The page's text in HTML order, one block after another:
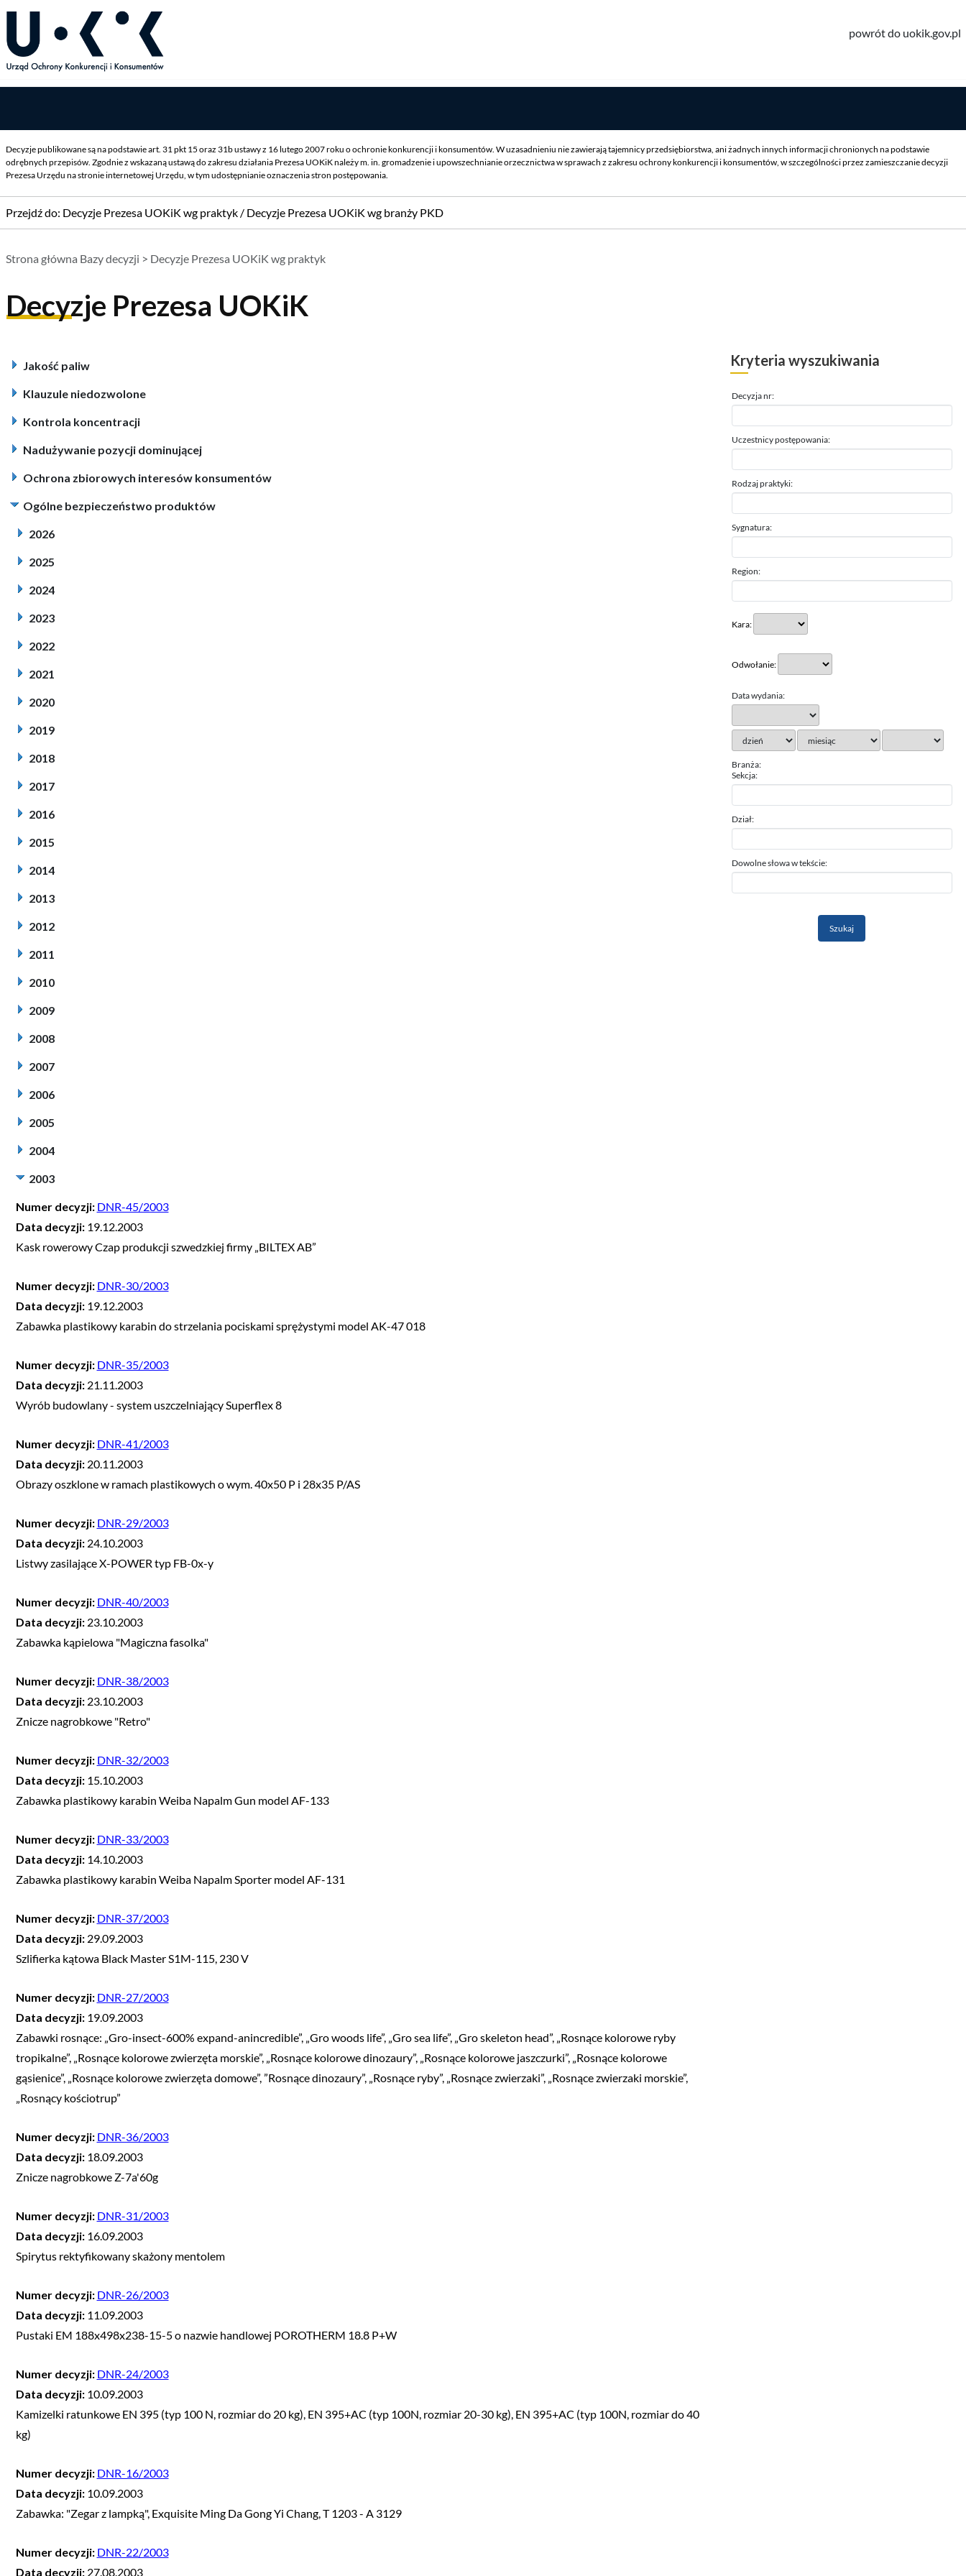
powrót do uokik.gov.pl
Decyzje publikowane są na podstawie art. 31 pkt 15 oraz 31b ustawy z 16 lutego 2007 roku o ochronie konkurencji i konsumentów. W uzasadnieniu nie zawierają tajemnicy przedsiębiorstwa, ani żadnych innych informacji chronionych na podstawie
odrębnych przepisów. Zgodnie z wskazaną ustawą do zakresu działania Prezesa UOKiK należy m. in. gromadzenie i upowszechnianie orzecznictwa w sprawach z zakresu ochrony konkurencji i konsumentów, w szczególności przez zamieszczanie decyzji
Prezesa Urzędu na stronie internetowej Urzędu, w tym udostępnianie oznaczenia stron postępowania.
Przejdź do: Decyzje Prezesa UOKiK wg praktyk/ Decyzje Prezesa UOKiK wg branży PKD
Strona główna Bazy decyzji > Decyzje Prezesa UOKiK wg praktyk
Decyzje Prezesa UOKiK
Jakość paliw
Klauzule niedozwolone
Kontrola koncentracji
Nadużywanie pozycji dominującej
Ochrona zbiorowych interesów konsumentów
Ogólne bezpieczeństwo produktów
2026
2025
2024
2023
2022
2021
2020
2019
2018
2017
2016
2015
2014
2013
2012
2011
2010
2009
2008
2007
2006
2005
2004
2003
Numer decyzji: DNR-45/2003
Data decyzji: 19.12.2003
Kask rowerowy Czap produkcji szwedzkiej firmy „BILTEX AB”
Numer decyzji: DNR-30/2003
Data decyzji: 19.12.2003
Zabawka plastikowy karabin do strzelania pociskami sprężystymi model AK-47 018
Numer decyzji: DNR-35/2003
Data decyzji: 21.11.2003
Wyrób budowlany - system uszczelniający Superflex 8
Numer decyzji: DNR-41/2003
Data decyzji: 20.11.2003
Obrazy oszklone w ramach plastikowych o wym. 40x50 P i 28x35 P/AS
Numer decyzji: DNR-29/2003
Data decyzji: 24.10.2003
Listwy zasilające X-POWER typ FB-0x-y
Numer decyzji: DNR-40/2003
Data decyzji: 23.10.2003
Zabawka kąpielowa "Magiczna fasolka"
Numer decyzji: DNR-38/2003
Data decyzji: 23.10.2003
Znicze nagrobkowe "Retro"
Numer decyzji: DNR-32/2003
Data decyzji: 15.10.2003
Zabawka plastikowy karabin Weiba Napalm Gun model AF-133
Numer decyzji: DNR-33/2003
Data decyzji: 14.10.2003
Zabawka plastikowy karabin Weiba Napalm Sporter model AF-131
Numer decyzji: DNR-37/2003
Data decyzji: 29.09.2003
Szlifierka kątowa Black Master S1M-115, 230 V
Numer decyzji: DNR-27/2003
Data decyzji: 19.09.2003
Zabawki rosnące: „Gro-insect-600% expand-anincredible”, „Gro woods life”, „Gro sea life”, „Gro skeleton head”, „Rosnące kolorowe ryby
tropikalne”, „Rosnące kolorowe zwierzęta morskie”, „Rosnące kolorowe dinozaury”, „Rosnące kolorowe jaszczurki”, „Rosnące kolorowe
gąsienice”, „Rosnące kolorowe zwierzęta domowe”, ”Rosnące dinozaury”, „Rosnące ryby”, „Rosnące zwierzaki”, „Rosnące zwierzaki morskie”,
„Rosnący kościotrup”
Numer decyzji: DNR-36/2003
Data decyzji: 18.09.2003
Znicze nagrobkowe Z-7a'60g
Numer decyzji: DNR-31/2003
Data decyzji: 16.09.2003
Spirytus rektyfikowany skażony mentolem
Numer decyzji: DNR-26/2003
Data decyzji: 11.09.2003
Pustaki EM 188x498x238-15-5 o nazwie handlowej POROTHERM 18.8 P+W
Numer decyzji: DNR-24/2003
Data decyzji: 10.09.2003
Kamizelki ratunkowe EN 395 (typ 100 N, rozmiar do 20 kg), EN 395+AC (typ 100N, rozmiar 20-30 kg), EN 395+AC (typ 100N, rozmiar do 40
kg)
Numer decyzji: DNR-16/2003
Data decyzji: 10.09.2003
Zabawka: "Zegar z lampką", Exquisite Ming Da Gong Yi Chang, T 1203 - A 3129
Numer decyzji: DNR-22/2003
Data decyzji: 27.08.2003
Kryteria wyszukiwania
Decyzja nr:
Uczestnicy postępowania:
Rodzaj praktyki:
Sygnatura:
Region:
Kara:
Odwołanie:
Data wydania:
Branża:
Sekcja:
Dział:
Dowolne słowa w tekście: